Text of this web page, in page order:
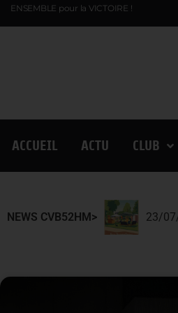
ENSEMBLE pour la VICTOIRE !
ACCUEIL ACTU CLUB
NEWS CVB52HM> 23/